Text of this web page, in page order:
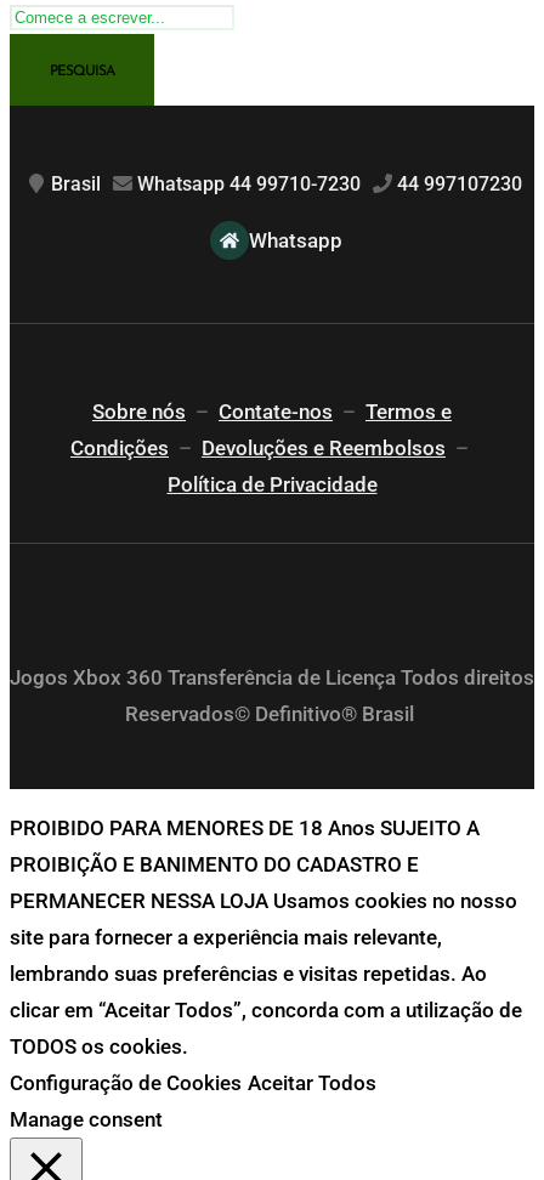
Brasil Whatsapp 44 99710-7230 44 997107230
Whatsapp
Sobre nós – Contate-nos – Termos e
Condições – Devoluções e Reembolsos –
Política de Privacidade
Jogos Xbox 360 Transferência de Licença Todos direitos
Reservados© Definitivo® Brasil
PROIBIDO PARA MENORES DE 18 Anos SUJEITO A
PROIBIÇÃO E BANIMENTO DO CADASTRO E
PERMANECER NESSA LOJA Usamos cookies no nosso
site para fornecer a experiência mais relevante,
lembrando suas preferências e visitas repetidas. Ao
clicar em “Aceitar Todos”, concorda com a utilização de
TODOS os cookies.
Configuração de Cookies Aceitar Todos
Manage consent